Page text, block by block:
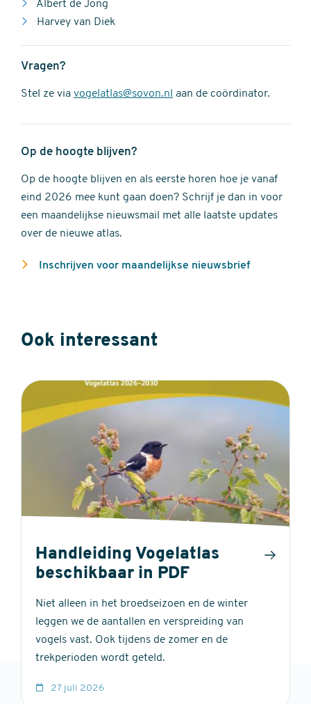
Albert de Jong
Harvey van Diek
Vragen?
Stel ze via vogelatlas@sovon.nl aan de coördinator.
Op de hoogte blijven?
Op de hoogte blijven en als eerste horen hoe je vanaf
eind 2026 mee kunt gaan doen? Schrijf je dan in voor
een maandelijkse nieuwsmail met alle laatste updates
over de nieuwe atlas.
Inschrijven voor maandelijkse nieuwsbrief
Ook interessant
Handleiding Vogelatlas
beschikbaar in PDF
Niet alleen in het broedseizoen en de winter
leggen we de aantallen en verspreiding van
vogels vast. Ook tijdens de zomer en de
trekperioden wordt geteld.
27 juli 2026